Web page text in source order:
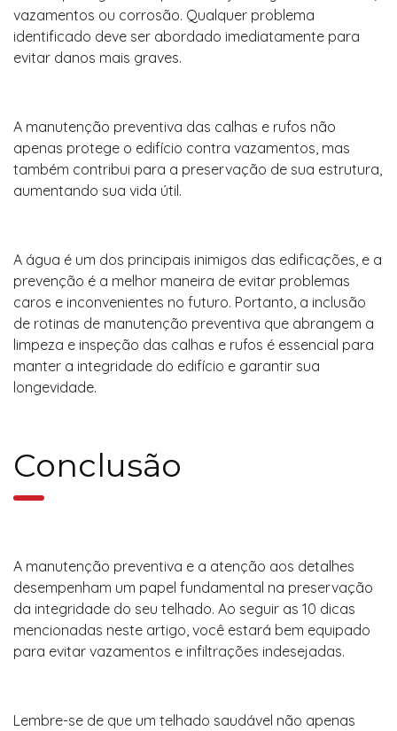
vazamentos ou corrosão. Qualquer problema
identificado deve ser abordado imediatamente para
evitar danos mais graves.
A manutenção preventiva das calhas e rufos não
apenas protege o edifício contra vazamentos, mas
também contribui para a preservação de sua estrutura,
aumentando sua vida útil.
A água é um dos principais inimigos das edificações, e a
prevenção é a melhor maneira de evitar problemas
caros e inconvenientes no futuro. Portanto, a inclusão
de rotinas de manutenção preventiva que abrangem a
limpeza e inspeção das calhas e rufos é essencial para
manter a integridade do edifício e garantir sua
longevidade.
Conclusão
A manutenção preventiva e a atenção aos detalhes
desempenham um papel fundamental na preservação
da integridade do seu telhado. Ao seguir as 10 dicas
mencionadas neste artigo, você estará bem equipado
para evitar vazamentos e infiltrações indesejadas.
Lembre-se de que um telhado saudável não apenas